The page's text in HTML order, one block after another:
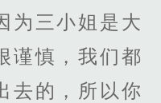
为三小姐是大
谨慎，我们都
去的，所以你